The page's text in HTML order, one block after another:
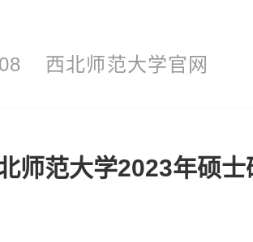
西北师范大学官网
师范大学2023年硕